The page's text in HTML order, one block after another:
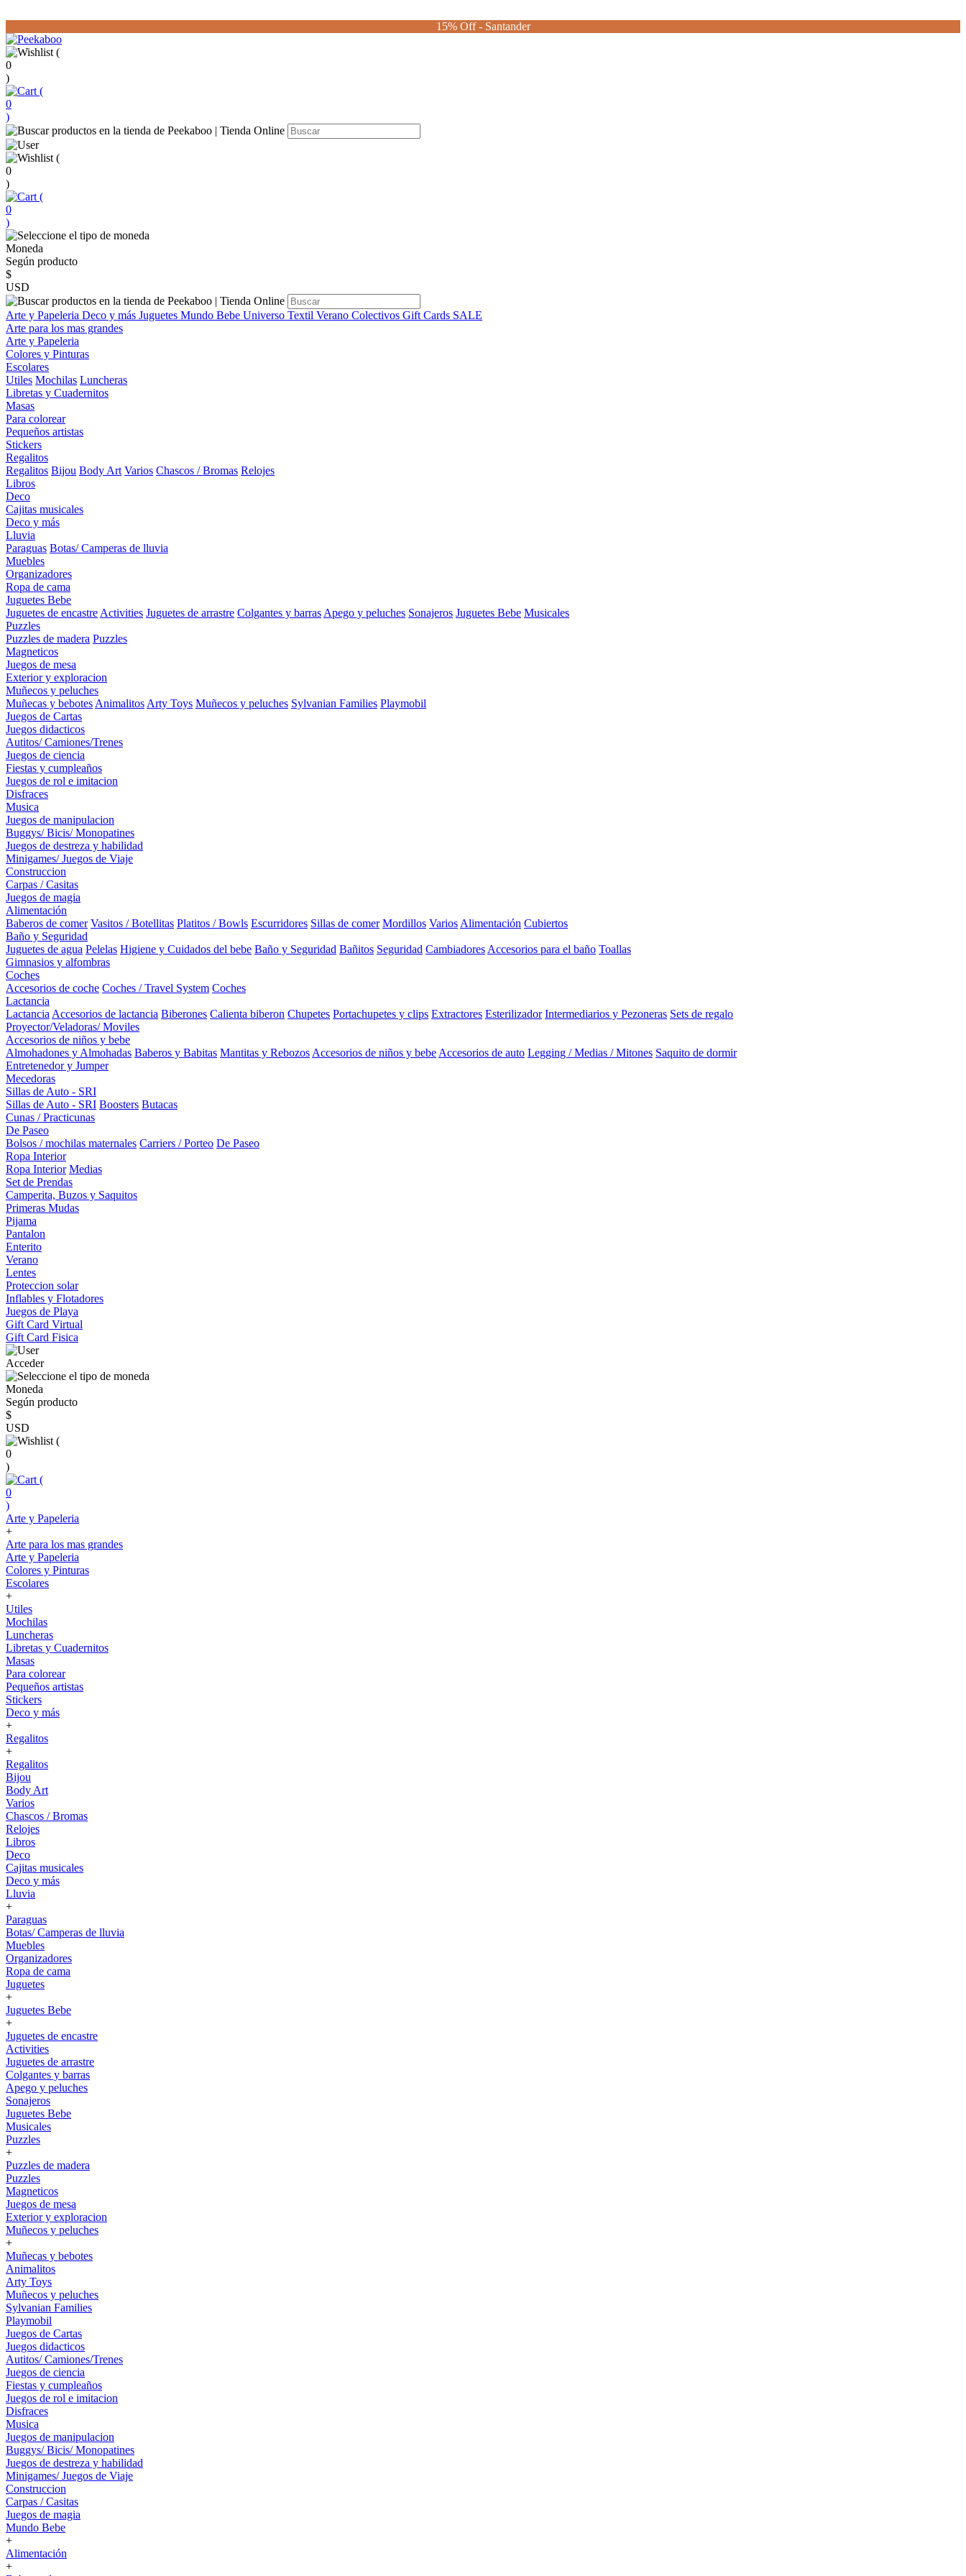
15% Off - Santander
(
0
)
(
0
)
(
0
)
(
0
)
Moneda
Según producto
$
USD
Arte y Papeleria Deco y más Juguetes Mundo Bebe Universo Textil Verano Colectivos Gift Cards SALE
Arte para los mas grandes
Arte y Papeleria
Colores y Pinturas
Escolares
Utiles Mochilas Luncheras
Libretas y Cuadernitos
Masas
Para colorear
Pequeños artistas
Stickers
Regalitos
Regalitos Bijou Body Art Varios Chascos / Bromas Relojes
Libros
Deco
Cajitas musicales
Deco y más
Lluvia
Paraguas Botas/ Camperas de lluvia
Muebles
Organizadores
Ropa de cama
Juguetes Bebe
Juguetes de encastre Activities Juguetes de arrastre Colgantes y barras Apego y peluches Sonajeros Juguetes Bebe Musicales
Puzzles
Puzzles de madera Puzzles
Magneticos
Juegos de mesa
Exterior y exploracion
Muñecos y peluches
Muñecas y bebotes Animalitos Arty Toys Muñecos y peluches Sylvanian Families Playmobil
Juegos de Cartas
Juegos didacticos
Autitos/ Camiones/Trenes
Juegos de ciencia
Fiestas y cumpleaños
Juegos de rol e imitacion
Disfraces
Musica
Juegos de manipulacion
Buggys/ Bicis/ Monopatines
Juegos de destreza y habilidad
Minigames/ Juegos de Viaje
Construccion
Carpas / Casitas
Juegos de magia
Alimentación
Baberos de comer Vasitos / Botellitas Platitos / Bowls Escurridores Sillas de comer Mordillos Varios Alimentación Cubiertos
Baño y Seguridad
Juguetes de agua Pelelas Higiene y Cuidados del bebe Baño y Seguridad Bañitos Seguridad Cambiadores Accesorios para el baño Toallas
Gimnasios y alfombras
Coches
Accesorios de coche Coches / Travel System Coches
Lactancia
Lactancia Accesorios de lactancia Biberones Calienta biberon Chupetes Portachupetes y clips Extractores Esterilizador Intermediarios y Pezoneras Sets de regalo
Proyector/Veladoras/ Moviles
Accesorios de niños y bebe
Almohadones y Almohadas Baberos y Babitas Mantitas y Rebozos Accesorios de niños y bebe Accesorios de auto Legging / Medias / Mitones Saquito de dormir
Entretenedor y Jumper
Mecedoras
Sillas de Auto - SRI
Sillas de Auto - SRI Boosters Butacas
Cunas / Practicunas
De Paseo
Bolsos / mochilas maternales Carriers / Porteo De Paseo
Ropa Interior
Ropa Interior Medias
Set de Prendas
Camperita, Buzos y Saquitos
Primeras Mudas
Pijama
Pantalon
Enterito
Verano
Lentes
Proteccion solar
Inflables y Flotadores
Juegos de Playa
Gift Card Virtual
Gift Card Fisica
Acceder
Moneda
Según producto
$
USD
(
0
)
(
0
)
Arte y Papeleria
+
Arte para los mas grandes
Arte y Papeleria
Colores y Pinturas
Escolares
+
Utiles
Mochilas
Luncheras
Libretas y Cuadernitos
Masas
Para colorear
Pequeños artistas
Stickers
Deco y más
+
Regalitos
+
Regalitos
Bijou
Body Art
Varios
Chascos / Bromas
Relojes
Libros
Deco
Cajitas musicales
Deco y más
Lluvia
+
Paraguas
Botas/ Camperas de lluvia
Muebles
Organizadores
Ropa de cama
Juguetes
+
Juguetes Bebe
+
Juguetes de encastre
Activities
Juguetes de arrastre
Colgantes y barras
Apego y peluches
Sonajeros
Juguetes Bebe
Musicales
Puzzles
+
Puzzles de madera
Puzzles
Magneticos
Juegos de mesa
Exterior y exploracion
Muñecos y peluches
+
Muñecas y bebotes
Animalitos
Arty Toys
Muñecos y peluches
Sylvanian Families
Playmobil
Juegos de Cartas
Juegos didacticos
Autitos/ Camiones/Trenes
Juegos de ciencia
Fiestas y cumpleaños
Juegos de rol e imitacion
Disfraces
Musica
Juegos de manipulacion
Buggys/ Bicis/ Monopatines
Juegos de destreza y habilidad
Minigames/ Juegos de Viaje
Construccion
Carpas / Casitas
Juegos de magia
Mundo Bebe
+
Alimentación
+